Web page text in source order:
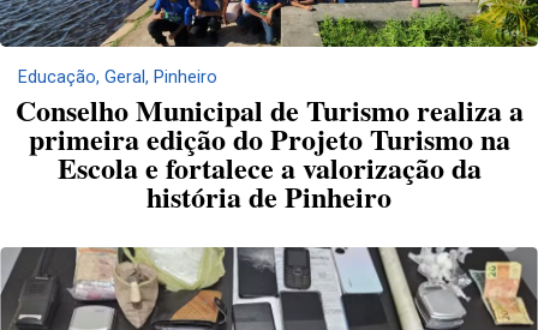
Educação, Geral, Pinheiro
Conselho Municipal de Turismo realiza a
primeira edição do Projeto Turismo na
Escola e fortalece a valorização da
história de Pinheiro